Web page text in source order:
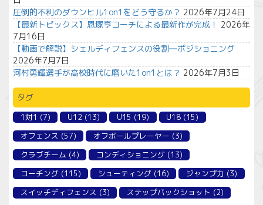
圧倒的不利のダウンヒル1on1をどう守るか？ 2026年7月24日
【最新トピックス】恩塚亨コーチによる最新作が完成！ 2026年
7月16日
【動画で解説】シェルディフェンスの役割―ポジショニング
2026年7月7日
河村勇輝選手が高校時代に磨いた1on1とは？ 2026年7月3日
タグ
1対1 (7) U12 (13) U15 (19) U18 (15)
オフェンス (57) オフボールプレーヤー (3)
クラブチーム (4) コンディショニング (13)
コーチング (115) シューティング (16) ジャンプ力 (3)
スイッチディフェンス (3) ステップバックショット (2)